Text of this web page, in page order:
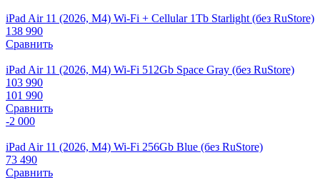
iPad Air 11 (2026, M4) Wi-Fi + Cellular 1Tb Starlight (без RuStore)
138 990
Сравнить
iPad Air 11 (2026, M4) Wi-Fi 512Gb Space Gray (без RuStore)
103 990
101 990
Сравнить
-2 000
iPad Air 11 (2026, M4) Wi-Fi 256Gb Blue (без RuStore)
73 490
Сравнить